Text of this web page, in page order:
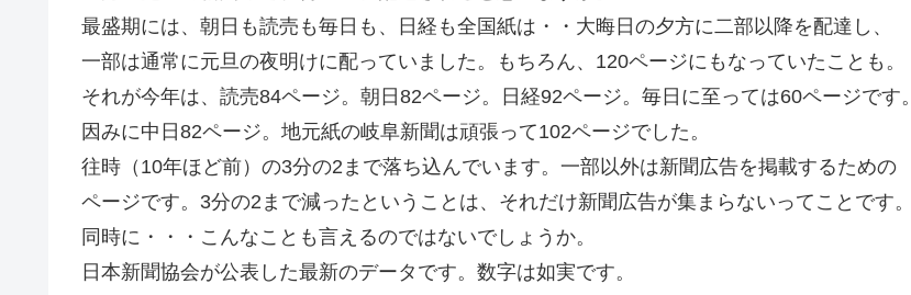
最盛期には、朝日も読売も毎日も、日経も全国紙は・・大晦日の夕方に二部以降を配達し、
一部は通常に元旦の夜明けに配っていました。もちろん、120ページにもなっていたことも。
それが今年は、読売84ページ。朝日82ページ。日経92ページ。毎日に至っては60ページです。
因みに中日82ページ。地元紙の岐阜新聞は頑張って102ページでした。
往時（10年ほど前）の3分の2まで落ち込んでいます。一部以外は新聞広告を掲載するための
ページです。3分の2まで減ったということは、それだけ新聞広告が集まらないってことです。
同時に・・・こんなことも言えるのではないでしょうか。
日本新聞協会が公表した最新のデータです。数字は如実です。